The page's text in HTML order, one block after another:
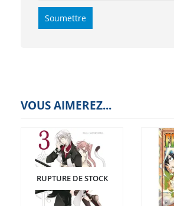
VOUS AIMEREZ...
RUPTURE DE STOCK